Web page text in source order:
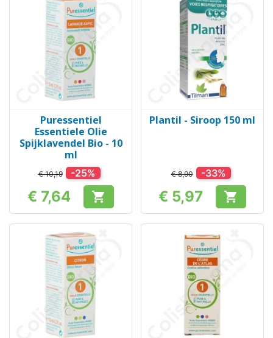
Puressentiel
Essentiele Olie
Spijklavendel Bio - 10
ml
€ 10,19 -25%
Prijs
€ 7,64 
Plantil - Siroop 150 ml
€ 8,90 -33%
Prijs
€ 5,97 